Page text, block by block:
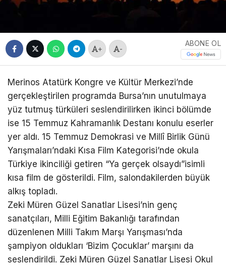
+ -
ABONE OL
Merinos Atatürk Kongre ve Kültür Merkezi’nde
gerçekleştirilen programda Bursa’nın unutulmaya
yüz tutmuş türküleri seslendirilirken ikinci bölümde
ise 15 Temmuz Kahramanlık Destanı konulu eserler
yer aldı. 15 Temmuz Demokrasi ve Millî Birlik Günü
Yarışmaları’ndaki Kısa Film Kategorisi’nde okula
Türkiye ikinciliği getiren “Ya gerçek olsaydı”isimli
kısa film de gösterildi. Film, salondakilerden büyük
alkış topladı.
Zeki Müren Güzel Sanatlar Lisesi’nin genç
sanatçıları, Milli Eğitim Bakanlığı tarafından
düzenlenen Milli Takım Marşı Yarışması’nda
şampiyon oldukları ‘Bizim Çocuklar’ marşını da
seslendirildi. Zeki Müren Güzel Sanatlar Lisesi Okul